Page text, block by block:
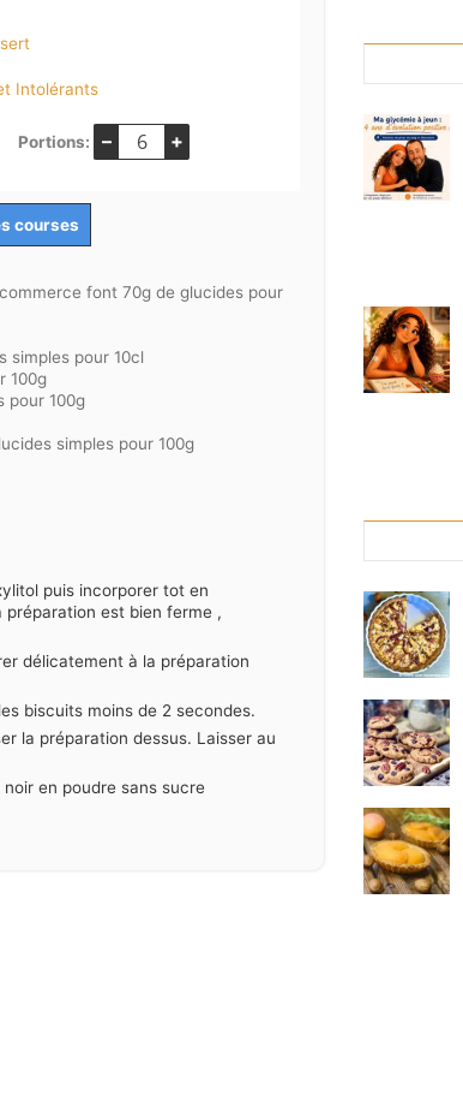
Intolérants
Portions: – +
courses
font 70g de glucides pour
simples pour 10cl
100g
pour 100g
simples pour 100g
puis incorporer tot en
est bien ferme ,
délicatement à la préparation
biscuits moins de 2 secondes.
la préparation dessus. Laisser au
en poudre sans sucre